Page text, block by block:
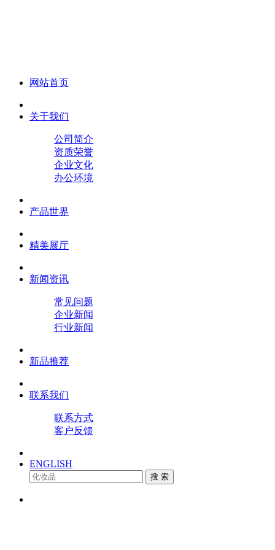
网站首页
关于我们
公司简介
资质荣誉
企业文化
办公环境
产品世界
精美展厅
新闻资讯
常见问题
企业新闻
行业新闻
新品推荐
联系我们
联系方式
客户反馈
ENGLISH